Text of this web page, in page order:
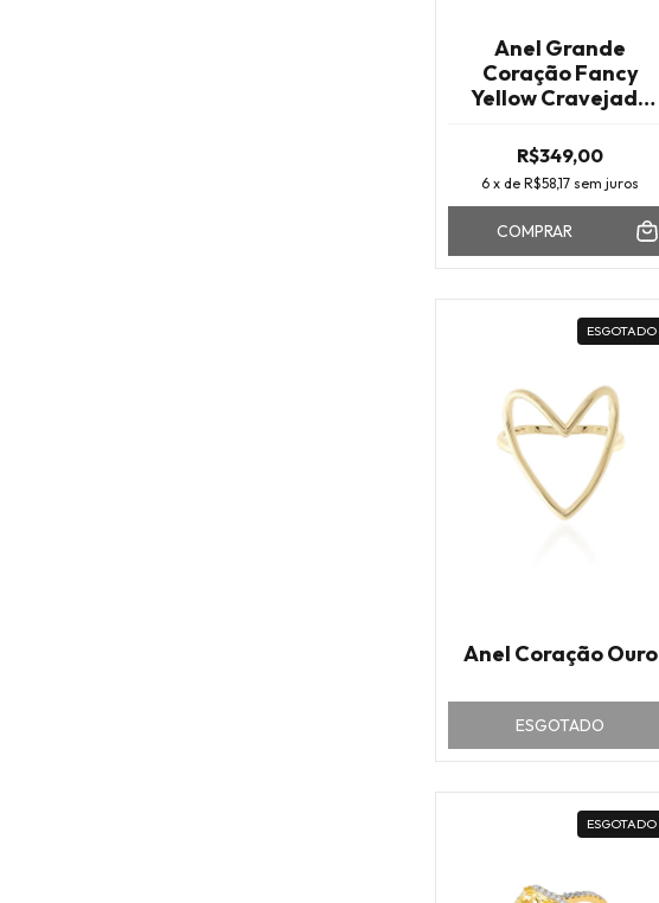
Anel Grande
Coração Fancy
Yellow Cravejado
Ouro
R$349,00
6 x deR$58,17 sem juros
COMPRAR
ESGOTADO
Anel Coração Ouro
ESGOTADO
ESGOTADO